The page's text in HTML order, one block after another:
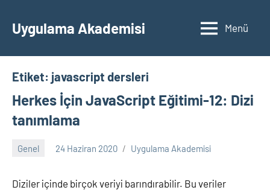
geçUygulama Akademisi Menü
Etiket: javascript dersleri
Herkes İçin JavaScript Eğitimi-12: Dizi
tanımlama
Genel 24 Haziran 2020 Uygulama Akademisi
Diziler içinde birçok veriyi barındırabilir. Bu veriler